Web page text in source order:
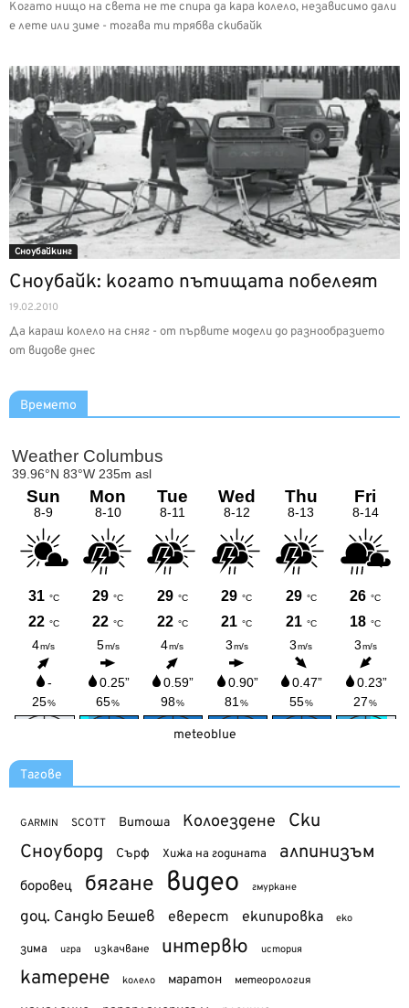
Когато нищо на света не те спира да кара колело, независимо дали
е лете или зиме - тогава ти трябва скибайк
Сноубайкинг
Сноубайк: когато пътищата побелеят
19.02.2010
Да караш колело на сняг - от първите модели до разнообразието
от видове днес
Времето
meteoblue
Тагове
GARMIN SCOTT Витоша Колоездене Ски
Сноуборд Сърф Хижа на годината алпинизъм
боровец бягане видео гмуркане
доц. Сандю Бешев еверест екипировка еко
зима игра изкачване интервю история
катерене колело маратон метеорология